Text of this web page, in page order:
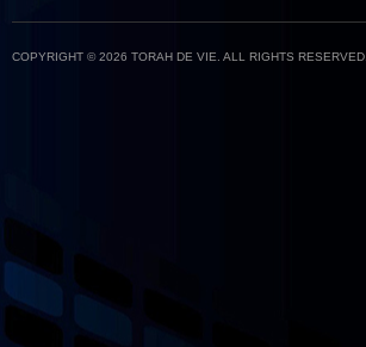
COPYRIGHT © 2026 TORAH DE VIE. ALL RIGHTS RESERVED.